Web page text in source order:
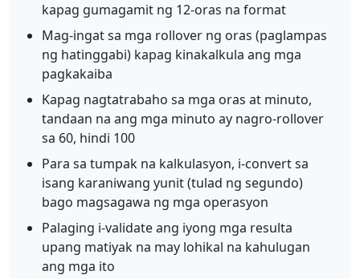
kapag gumagamit ng 12-oras na format
Mag-ingat sa mga rollover ng oras (paglampas
ng hatinggabi) kapag kinakalkula ang mga
pagkakaiba
Kapag nagtatrabaho sa mga oras at minuto,
tandaan na ang mga minuto ay nagro-rollover
sa 60, hindi 100
Para sa tumpak na kalkulasyon, i-convert sa
isang karaniwang yunit (tulad ng segundo)
bago magsagawa ng mga operasyon
Palaging i-validate ang iyong mga resulta
upang matiyak na may lohikal na kahulugan
ang mga ito